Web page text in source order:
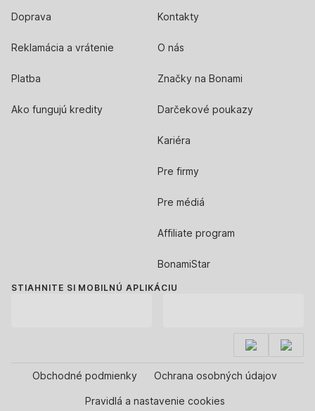
Doprava
Reklamácia a vrátenie
Platba
Ako fungujú kredity
Kontakty
O nás
Značky na Bonami
Darčekové poukazy
Kariéra
Pre firmy
Pre médiá
Affiliate program
BonamiStar
STIAHNITE SI MOBILNÚ APLIKÁCIU
Obchodné podmienky Ochrana osobných údajov
Pravidlá a nastavenie cookies